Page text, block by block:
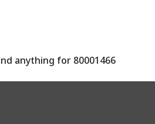
anything for 80001466